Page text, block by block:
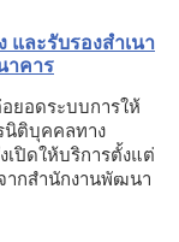
ละรับรองสำเนา
าคาร
ยอดระบบการให้
นิติบุคคลทาง
ปิดให้บริการตั้งแต่
ากสำนักงานพัฒนา